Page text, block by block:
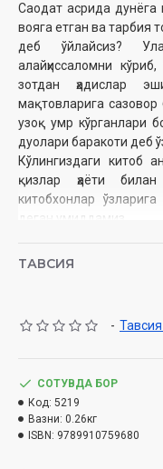
Саодат асрида дунёга
вояга етган ва тарбия
деб ўйлайсиз?
алайҳиссаломни
зотдан ҳадислар
мақтовларига
узоқ умр кўрганлари
дуолари баракоти деб
Кўлингиздаги китоб
қизлар ҳаёти
китобхонлар
деган умиддамиз.
Сана:2024 йил
Ўлчами:84x108 1/32
Муқоваси:
Ўзбекистон
ТАВСИЯ
-
СОТУВДА БОР
Код: 5219
Вазни: 0.26кг
ISBN: 9789910759680